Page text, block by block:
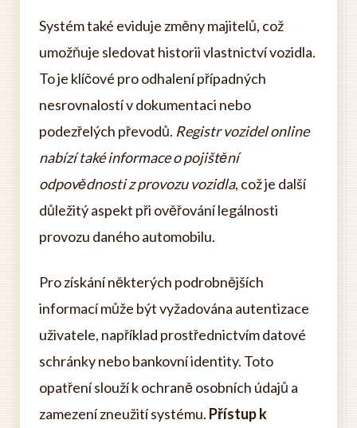
Systém také eviduje změny majitelů, což
umožňuje sledovat historii vlastnictví vozidla.
To je klíčové pro odhalení případných
nesrovnalostí v dokumentaci nebo
podezřelých převodů. Registr vozidel online
nabízí také informace o pojištění
odpovědnosti z provozu vozidla, což je další
důležitý aspekt při ověřování legálnosti
provozu daného automobilu.
Pro získání některých podrobnějších
informací může být vyžadována autentizace
uživatele, například prostřednictvím datové
schránky nebo bankovní identity. Toto
opatření slouží k ochraně osobních údajů a
zamezení zneužití systému. Přístup k